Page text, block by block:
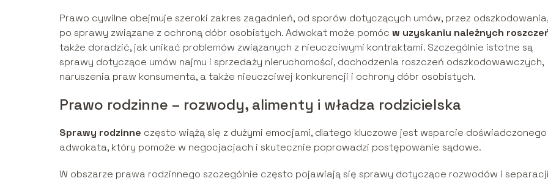
Prawo cywilne obejmuje szeroki zakres zagadnień, od sporów dotyczących umów, przez
po sprawy związane z ochroną dóbr osobistych. Adwokat może pomóc w uzyskaniu należnych
także doradzić, jak unikać problemów związanych z nieuczciwymi kontraktami. Szczególnie istotne są
sprawy dotyczące umów najmu i sprzedaży nieruchomości, dochodzenia roszczeń odszkodowawczych,
naruszenia praw konsumenta, a także nieuczciwej konkurencji i ochrony dóbr osobistych.
Prawo rodzinne – rozwody, alimenty i władza rodzicielska
Sprawy rodzinne często wiążą się z dużymi emocjami, dlatego kluczowe jest wsparcie doświadczonego
adwokata, który pomoże w negocjacjach i skutecznie poprowadzi postępowanie sądowe.
W obszarze prawa rodzinnego szczególnie często pojawiają się sprawy dotyczące rozwodów i